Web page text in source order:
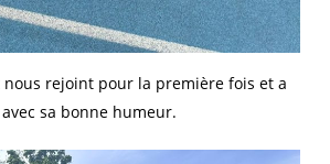
nous rejoint pour la première fois et a
sa bonne humeur.